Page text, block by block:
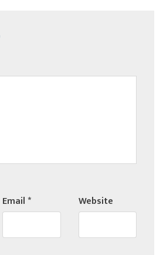
Email* Website